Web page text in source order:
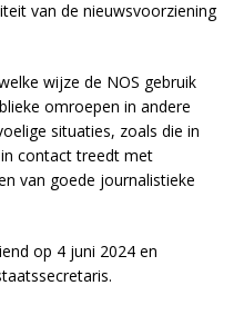
van de nieuwsvoorziening
wijze de NOS gebruik
omroepen in andere
situaties, zoals die in
contact treedt met
van goede journalistieke
op 4 juni 2024 en